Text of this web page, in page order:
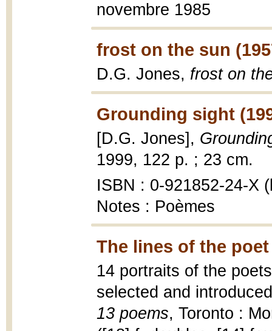
novembre 1985
frost on the sun
D.G. Jones, frost on
Grounding sight
[D.G. Jones],
1999, 122 p. ; 23 cm.
ISBN : 0-921852-24-X
Notes : Poèmes
The lines of the poet
14 portraits of the
selected and
13 poems, Toronto :